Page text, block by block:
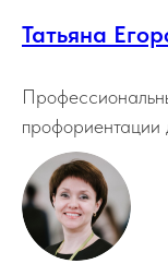
Татьяна
профориентации